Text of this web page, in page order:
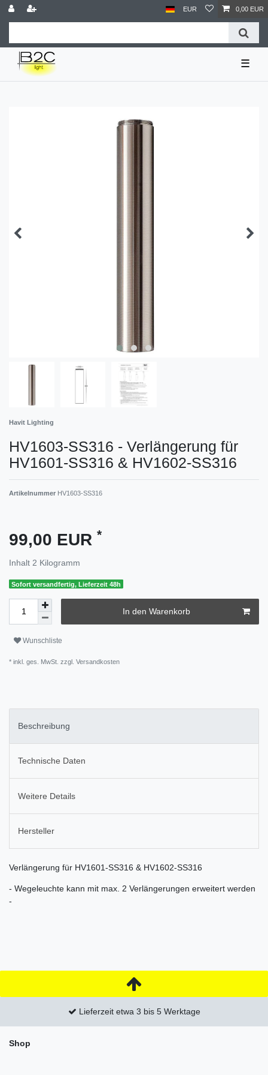
EUR 0,00 EUR
☰
Havit Lighting
HV1603-SS316 - Verlängerung für
HV1601-SS316 & HV1602-SS316
Artikelnummer HV1603-SS316
99,00 EUR *
Inhalt 2 Kilogramm
Sofort versandfertig, Lieferzeit 48h
In den Warenkorb
Wunschliste
* inkl. ges. MwSt. zzgl. Versandkosten
Beschreibung
Technische Daten
Weitere Details
Hersteller
Verlängerung für HV1601-SS316 & HV1602-SS316
- Wegeleuchte kann mit max. 2 Verlängerungen erweitert werden
-
Lieferzeit etwa 3 bis 5 Werktage
Shop